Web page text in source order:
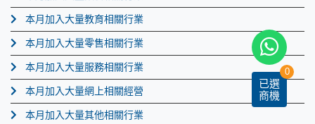
本月加入大量教育相關行業
本月加入大量零售相關行業
本月加入大量服務相關行業
本月加入大量網上相關經營
本月加入大量其他相關行業
已選
商機
0